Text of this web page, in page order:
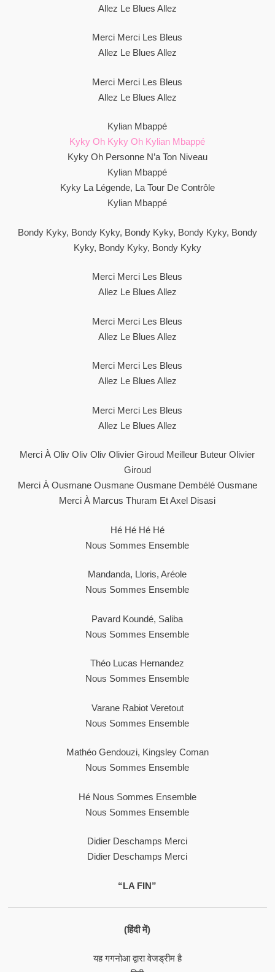
Allez Le Blues Allez
Merci Merci Les Bleus
Allez Le Blues Allez
Merci Merci Les Bleus
Allez Le Blues Allez
Kylian Mbappé
Kyky Oh Kyky Oh Kylian Mbappé
Kyky Oh Personne N’a Ton Niveau
Kylian Mbappé
Kyky La Légende, La Tour De Contrôle
Kylian Mbappé
Bondy Kyky, Bondy Kyky, Bondy Kyky, Bondy Kyky, Bondy
Kyky, Bondy Kyky, Bondy Kyky
Merci Merci Les Bleus
Allez Le Blues Allez
Merci Merci Les Bleus
Allez Le Blues Allez
Merci Merci Les Bleus
Allez Le Blues Allez
Merci Merci Les Bleus
Allez Le Blues Allez
Merci À Oliv Oliv Oliv Olivier Giroud Meilleur Buteur Olivier
Giroud
Merci À Ousmane Ousmane Ousmane Dembélé Ousmane
Merci À Marcus Thuram Et Axel Disasi
Hé Hé Hé Hé
Nous Sommes Ensemble
Mandanda, Lloris, Aréole
Nous Sommes Ensemble
Pavard Koundé, Saliba
Nous Sommes Ensemble
Théo Lucas Hernandez
Nous Sommes Ensemble
Varane Rabiot Veretout
Nous Sommes Ensemble
Mathéo Gendouzi, Kingsley Coman
Nous Sommes Ensemble
Hé Nous Sommes Ensemble
Nous Sommes Ensemble
Didier Deschamps Merci
Didier Deschamps Merci
“LA FIN”
(हिंदी में)
यह गगनोआ द्वारा वेजड्रीम है